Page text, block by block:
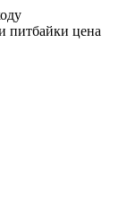
питбайки цена